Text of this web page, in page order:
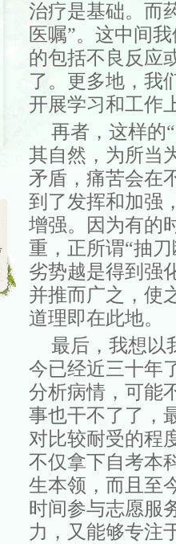
治疗是基础。而
医嘱”。这中间
的包括不良反应
了。更多地，我
开展学习和工作
再者， 这样的
其自然，为所当
矛盾，痛苦会在
到了发挥和加强
增强。因为有的
重，正所谓“抽
劣势越是得到强
并推而广之，使
道理即在此地。
最后，我想 以
今已经近三十年
分析病情，可能
事也干不了了，
对比较耐受的程
不仅拿下自考本
生本领，而且至
时间参与志愿服
力，又能够专注